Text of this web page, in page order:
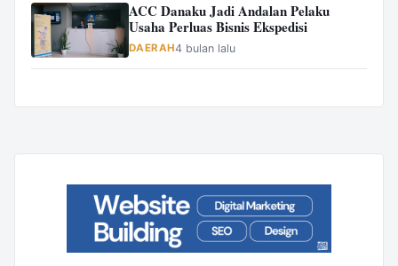
ACC Danaku Jadi Andalan Pelaku
Usaha Perluas Bisnis Ekspedisi
DAERAH4 bulan lalu